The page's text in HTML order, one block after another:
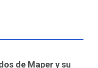
de Maper y su